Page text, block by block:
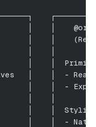
│    │
│    │
│    │
│    │  -
│    │  -
│    │
│    │  -